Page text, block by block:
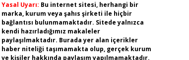
Yasal Uyarı: Bu internet sitesi, herhangi bir
marka, kurum veya şahıs şirketi ile hiçbir
bağlantısı bulunmamaktadır. Sitede yalnızca
kendi hazırladığımız makaleler
paylaşılmaktadır. Burada yer alan içerikler
haber niteliği taşımamakta olup, gerçek kurum
ve kişiler hakkında paylaşım yapılmamaktadır.